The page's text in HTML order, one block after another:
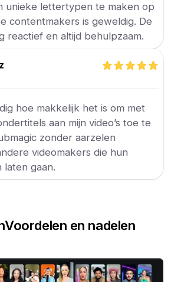
unieke lettertypen te maken op
contentmakers is geweldig. De
reactief en altijd behulpzaam.
hoe makkelijk het is om met
aan mijn video’s toe te
zonder aarzelen
videomakers die hun
laten gaan.
Voordelen en nadelen